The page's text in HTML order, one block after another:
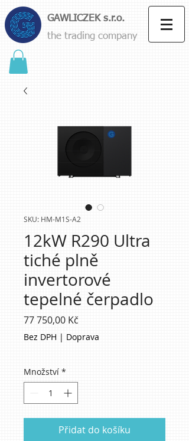
GAWLICZEK s.r.o.
the trading company
SKU: HM-M1S-A2
12kW R290 Ultra
tiché plně
invertorové
tepelné čerpadlo
77 750,00 Kč
Bez DPH | Doprava
Množství *
Přidat do košíku